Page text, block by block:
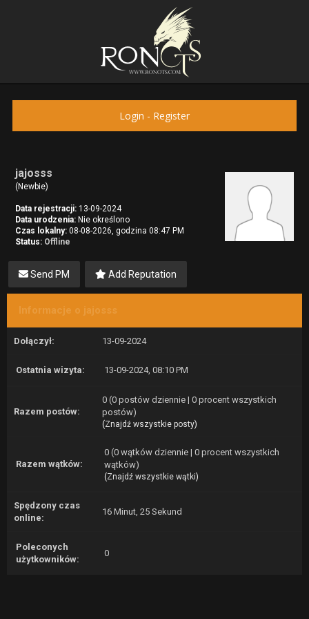
Login - Register
jajosss
(Newbie)
Data rejestracji: 13-09-2024
Data urodzenia: Nie określono
Czas lokalny: 08-08-2026, godzina 08:47 PM
Status: Offline
Send PM Add Reputation
Informacje o jajosss
Dołączył: 13-09-2024
Ostatnia wizyta: 13-09-2024, 08:10 PM
Razem postów:
0 (0 postów dziennie | 0 procent wszystkich
postów)
(Znajdź wszystkie posty)
Razem wątków:
0 (0 wątków dziennie | 0 procent wszystkich
wątków)
(Znajdź wszystkie wątki)
Spędzony czas
online:
16 Minut, 25 Sekund
Poleconych
użytkowników:
0